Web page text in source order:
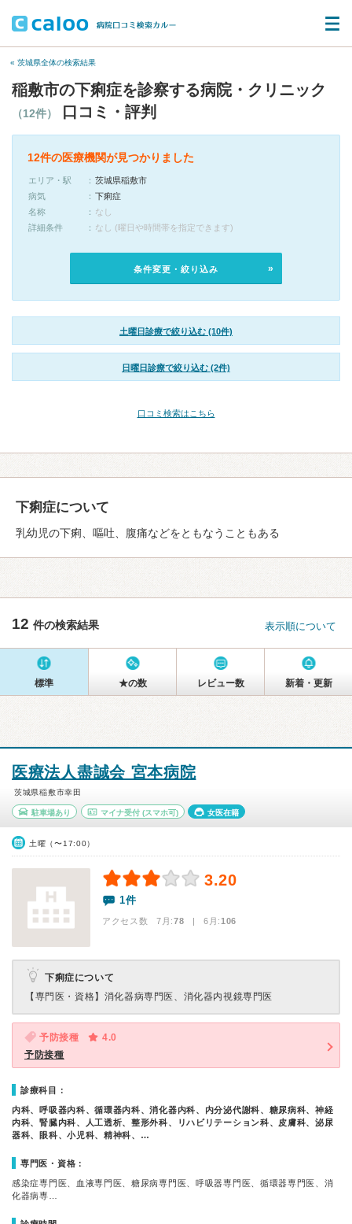
« 茨城県全体の検索結果
稲敷市の下痢症を診察する病院・クリニック
（12件） 口コミ・評判
12件の医療機関が見つかりました
エリア・駅
茨城県稲敷市
病気
下痢症
名称
なし
詳細条件
なし (曜日や時間帯を指定できます)
条件変更・絞り込み
土曜日診療で絞り込む (10件)
日曜日診療で絞り込む (2件)
口コミ検索はこちら
下痢症について
乳幼児の下痢、嘔吐、腹痛などをともなうこともある
12 件の検索結果 表示順について
標準 ★の数 レビュー数 新着・更新
医療法人盡誠会 宮本病院
茨城県稲敷市幸田
駐車場あり マイナ受付(スマホ可) 女医在籍
土曜（〜17:00）
3.20
1件
アクセス数 7月:78 | 6月:106
下痢症について
【専門医・資格】 消化器病専門医、消化器内視鏡専門医
予防接種
4.0
予防接種
診療科目：
内科、呼吸器内科、循環器内科、消化器内科、内分泌代謝科、糖尿病科、神経
内科、腎臓内科、人工透析、整形外科、リハビリテーション科、皮膚科、泌尿
器科、眼科、小児科、精神科、…
専門医・資格：
感染症専門医、血液専門医、糖尿病専門医、呼吸器専門医、循環器専門医、消
化器病専…